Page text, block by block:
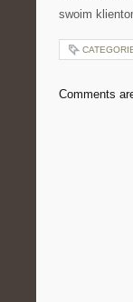
swoim
Comments